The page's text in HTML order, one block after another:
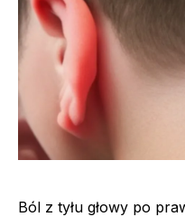
Ból z tyłu głowy po